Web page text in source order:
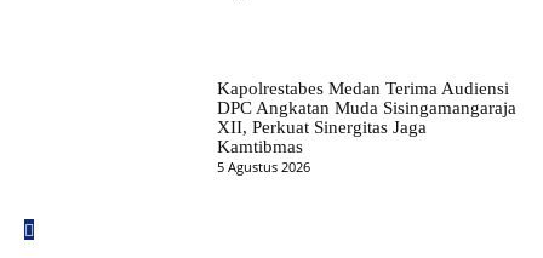
Kapolrestabes Medan Terima Audiensi
DPC Angkatan Muda Sisingamangaraja
XII, Perkuat Sinergitas Jaga
Kamtibmas
5 Agustus 2026